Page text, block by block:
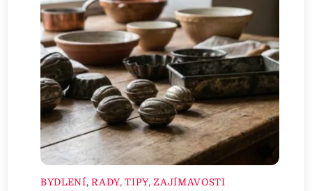
BYDLENÍ,RADY, TIPY, ZAJÍMAVOSTI